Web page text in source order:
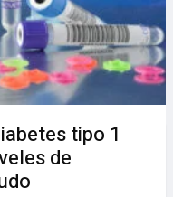
tipo 1
de